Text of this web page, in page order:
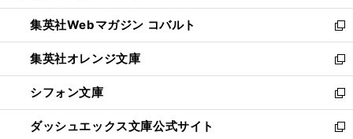
開
く
ウ
で
開
く
ン
ド
ウ
で
開
く
ウ
ィ
ン
ド
ウ
で
開
く
集英社Webマガジン コバルト
新
し
い
ウ
ィ
ン
ド
集英社オレンジ文庫
新
し
い
ウ
ィ
シフォン文庫
新
し
い
ダッシュエックス文庫公式サイト
新